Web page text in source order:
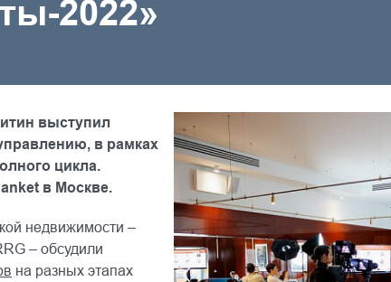
2022»
выступил
в рамках
цикла.
в Москве.
недвижимости –
– обсудили
на разных этапах